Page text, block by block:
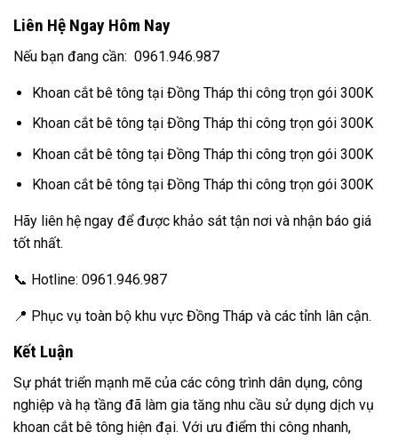
Liên Hệ Ngay Hôm Nay
Nếu bạn đang cần: 0961.946.987
Khoan cắt bê tông tại Đồng Tháp thi công trọn gói 300K
Khoan cắt bê tông tại Đồng Tháp thi công trọn gói 300K
Khoan cắt bê tông tại Đồng Tháp thi công trọn gói 300K
Khoan cắt bê tông tại Đồng Tháp thi công trọn gói 300K
Hãy liên hệ ngay để được khảo sát tận nơi và nhận báo giá
tốt nhất.
📞 Hotline: 0961.946.987
📍 Phục vụ toàn bộ khu vực Đồng Tháp và các tỉnh lân cận.
Kết Luận
Sự phát triển mạnh mẽ của các công trình dân dụng, công
nghiệp và hạ tầng đã làm gia tăng nhu cầu sử dụng dịch vụ
khoan cắt bê tông hiện đại. Với ưu điểm thi công nhanh,